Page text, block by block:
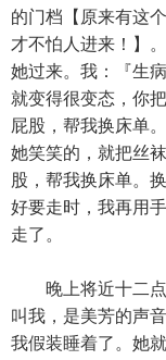
的门档【原来有这个
才不怕人进来！】
她过来。我：『生病
就变得很变态，你
屁股，帮我换床单。
她笑笑的，就把丝
股，帮我换床单。换
好要走时，我再用
走了。
晚上将近十二点
叫我，是美芳的声音
我假装睡着了。她